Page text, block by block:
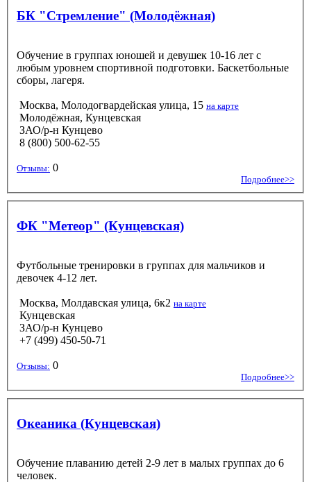
БК "Стремление" (Молодёжная)
Обучение в группах юношей и девушек 10-16 лет с
любым уровнем спортивной подготовки. Баскетбольные
сборы, лагеря.
Москва, Молодогвардейская улица, 15 на карте
Молодёжная, Кунцевская
ЗАО/р-н Кунцево
8 (800) 500-62-55
Отзывы: 0
Подробнее>>
ФК "Метеор" (Кунцевская)
Футбольные тренировки в группах для мальчиков и
девочек 4-12 лет.
Москва, Молдавская улица, 6к2 на карте
Кунцевская
ЗАО/р-н Кунцево
+7 (499) 450-50-71
Отзывы: 0
Подробнее>>
Океаника (Кунцевская)
Обучение плаванию детей 2-9 лет в малых группах до 6
человек.